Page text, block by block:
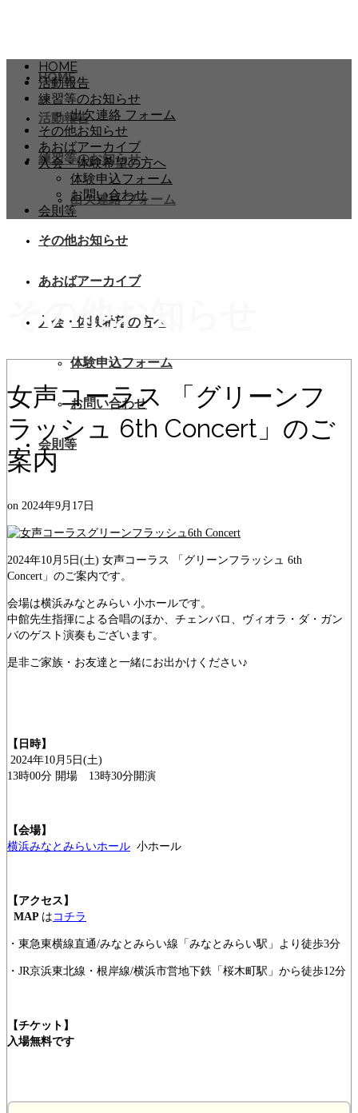
HOME
活動報告
練習等のお知らせ
出欠連絡 フォーム
その他お知らせ
あおばアーカイブ
入会・体験希望の方へ
体験申込フォーム
お問い合わせ
会則等
HOME
活動報告
練習等のお知らせ
出欠連絡 フォーム
その他お知らせ
あおばアーカイブ
入会・体験希望の方へ
体験申込フォーム
お問い合わせ
会則等
その他お知らせ
女声コーラス 「グリーンフ
ラッシュ 6th Concert」のご
案内
on 2024年9月17日
2024年10月5日(土) 女声コーラス 「グリーンフラッシュ 6th
Concert」のご案内です。
会場は横浜みなとみらい 小ホールです。
中館先生指揮による合唱のほか、チェンバロ、ヴィオラ・ダ・ガン
バのゲスト演奏もございます。
是非ご家族・お友達と一緒にお出かけください♪
【日時】
2024年10月5日(土)
13時00分 開場 13時30分開演
【会場】
横浜みなとみらいホール 小ホール
【アクセス】
MAP は コチラ
・東急東横線直通/みなとみらい線「みなとみらい駅」より徒歩3分
・JR京浜東北線・根岸線/横浜市営地下鉄「桜木町駅」から徒歩12分
【チケット】
入場無料です